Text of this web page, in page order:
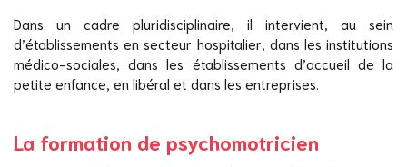
Dans un cadre pluridisciplinaire, il intervient, au sein
d’établissements en secteur hospitalier, dans les institutions
médico-sociales, dans les établissements d’accueil de la
petite enfance, en libéral et dans les entreprises.
La formation de psychomotricien